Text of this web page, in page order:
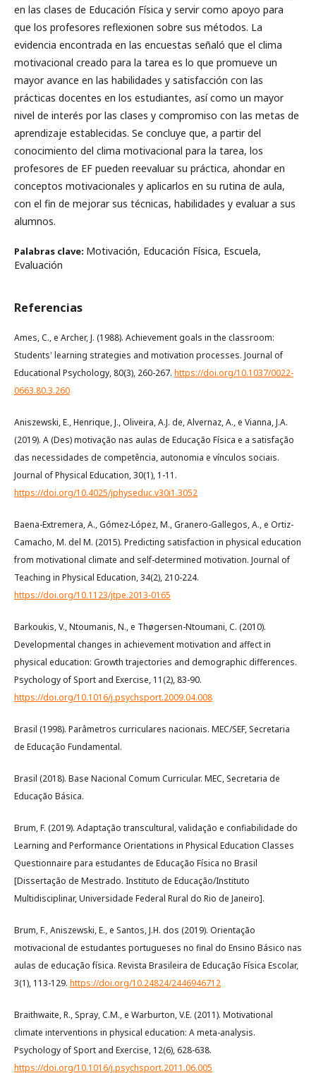
en las clases de Educación Física y servir como apoyo para
que los profesores reflexionen sobre sus métodos. La
evidencia encontrada en las encuestas señaló que el clima
motivacional creado para la tarea es lo que promueve un
mayor avance en las habilidades y satisfacción con las
prácticas docentes en los estudiantes, así como un mayor
nivel de interés por las clases y compromiso con las metas de
aprendizaje establecidas. Se concluye que, a partir del
conocimiento del clima motivacional para la tarea, los
profesores de EF pueden reevaluar su práctica, ahondar en
conceptos motivacionales y aplicarlos en su rutina de aula,
con el fin de mejorar sus técnicas, habilidades y evaluar a sus
alumnos.
Palabras clave: Motivación, Educación Física, Escuela,
Evaluación
Referencias
Ames, C., e Archer, J. (1988). Achievement goals in the classroom:
Students' learning strategies and motivation processes. Journal of
Educational Psychology, 80(3), 260-267. https://doi.org/10.1037/0022-
0663.80.3.260
Aniszewski, E., Henrique, J., Oliveira, A.J. de, Alvernaz, A., e Vianna, J.A.
(2019). A (Des) motivação nas aulas de Educação Física e a satisfação
das necessidades de competência, autonomia e vínculos sociais.
Journal of Physical Education, 30(1), 1-11.
https://doi.org/10.4025/jphyseduc.v30i1.3052
Baena-Extremera, A., Gómez-López, M., Granero-Gallegos, A., e Ortiz-
Camacho, M. del M. (2015). Predicting satisfaction in physical education
from motivational climate and self-determined motivation. Journal of
Teaching in Physical Education, 34(2), 210-224.
https://doi.org/10.1123/jtpe.2013-0165
Barkoukis, V., Ntoumanis, N., e Thøgersen-Ntoumani, C. (2010).
Developmental changes in achievement motivation and affect in
physical education: Growth trajectories and demographic differences.
Psychology of Sport and Exercise, 11(2), 83-90.
https://doi.org/10.1016/j.psychsport.2009.04.008
Brasil (1998). Parâmetros curriculares nacionais. MEC/SEF, Secretaria
de Educação Fundamental.
Brasil (2018). Base Nacional Comum Curricular. MEC, Secretaria de
Educação Básica.
Brum, F. (2019). Adaptação transcultural, validação e confiabilidade do
Learning and Performance Orientations in Physical Education Classes
Questionnaire para estudantes de Educação Física no Brasil
[Dissertação de Mestrado. Instituto de Educação/Instituto
Multidisciplinar, Universidade Federal Rural do Rio de Janeiro].
Brum, F., Aniszewski, E., e Santos, J.H. dos (2019). Orientação
motivacional de estudantes portugueses no final do Ensino Básico nas
aulas de educação física. Revista Brasileira de Educação Física Escolar,
3(1), 113-129. https://doi.org/10.24824/2446946712
Braithwaite, R., Spray, C.M., e Warburton, V.E. (2011). Motivational
climate interventions in physical education: A meta-analysis.
Psychology of Sport and Exercise, 12(6), 628-638.
https://doi.org/10.1016/j.psychsport.2011.06.005